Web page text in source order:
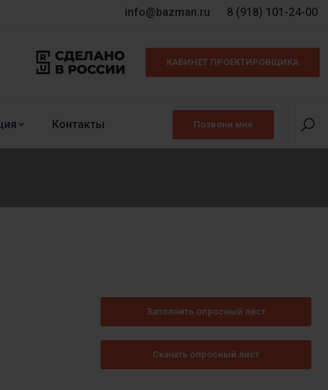
info@bazman.ru 8 (918) 101-24-00
КАБИНЕТ ПРОЕКТИРОВЩИКА
Контакты Позвони мне
Заполнить опросный лист
Скачать опросный лист